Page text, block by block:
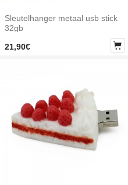
Sleutelhanger metaal usb stick
32gb
21,90€
